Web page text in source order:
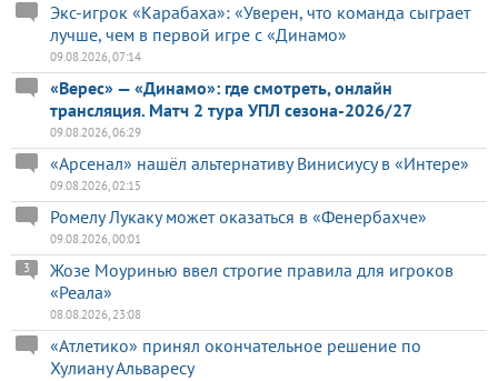
Экс-игрок «Карабаха»: «Уверен, что команда сыграет
лучше, чем в первой игре с «Динамо»
09.08.2026, 07:14
«Верес» — «Динамо»: где смотреть, онлайн
трансляция. Матч 2 тура УПЛ сезона-2026/27
09.08.2026, 06:29
«Арсенал» нашёл альтернативу Винисиусу в «Интере»
09.08.2026, 02:15
Ромелу Лукаку может оказаться в «Фенербахче»
09.08.2026, 00:01
Жозе Моуринью ввел строгие правила для игроков
«Реала»
3
08.08.2026, 23:08
«Атлетико» принял окончательное решение по
Хулиану Альваресу